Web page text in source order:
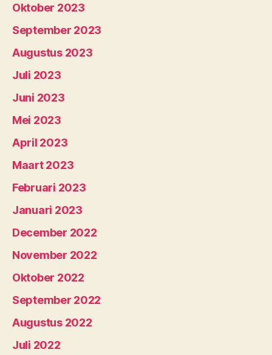
Oktober 2023
September 2023
Augustus 2023
Juli 2023
Juni 2023
Mei 2023
April 2023
Maart 2023
Februari 2023
Januari 2023
December 2022
November 2022
Oktober 2022
September 2022
Augustus 2022
Juli 2022